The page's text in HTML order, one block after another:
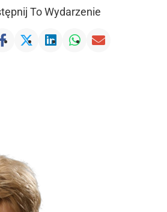
To Wydarzenie